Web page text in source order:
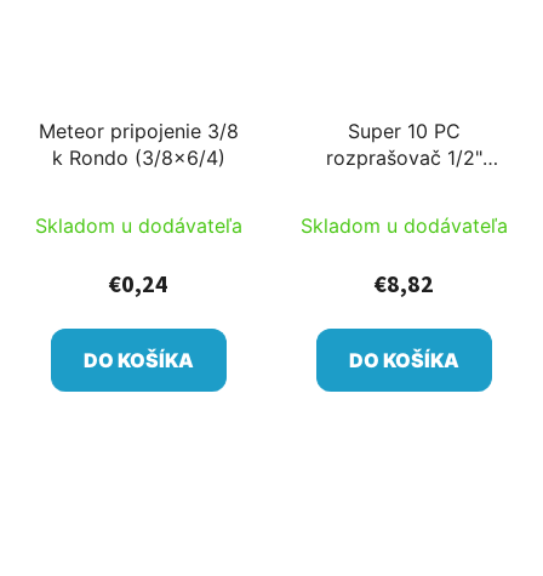
Meteor pripojenie 3/8
k Rondo (3/8x6/4)
Skladom u dodávateľa
€0,24
DO KOŠÍKA
Super 10 PC
rozprašovač 1/2"
Skladom u dodávateľa
€8,82
DO KOŠÍKA